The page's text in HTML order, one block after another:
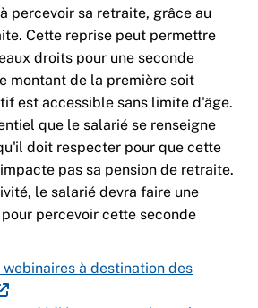
percevoir sa retraite, grâce au
Cette reprise peut permettre
droits pour une seconde
montant de la première soit
est accessible sans limite d'âge.
que le salarié se renseigne
doit respecter pour que cette
pas sa pension de retraite.
le salarié devra faire une
percevoir cette seconde
webinaires à destination des